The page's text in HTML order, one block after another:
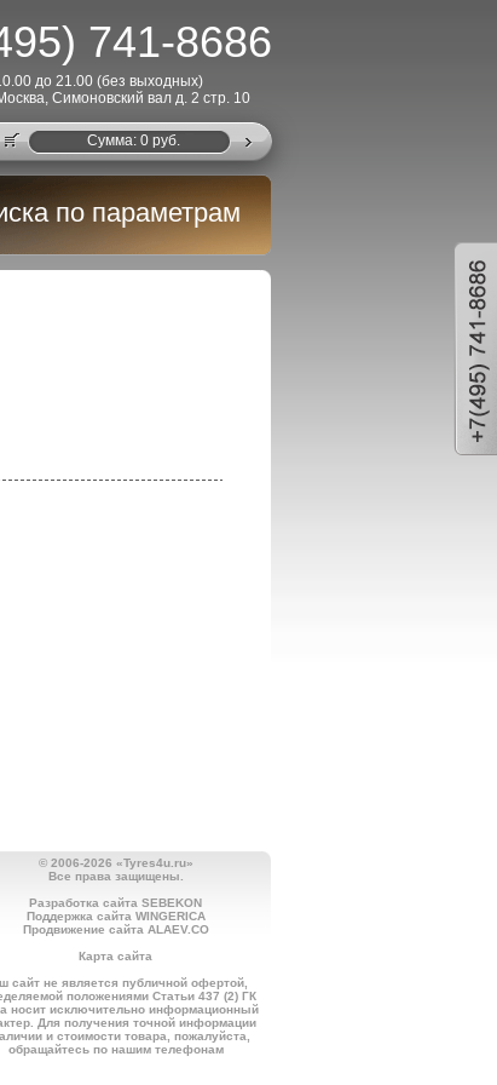
741-8686
до 21.00 (без выходных)
Симоновский вал д. 2 стр. 10
Cумма: 0руб.
по параметрам
© 2006-2026 «Tyres4u.ru»
Все права защищены.
Разработка сайта SEBEKON
Поддержка сайта WINGERICA
Продвижение сайта ALAEV.CO
Карта сайта
сайт не является публичной офертой,
положениями Статьи 437 (2) ГК
носит исключительно информационный
Для получения точной информации
и стоимости товара, пожалуйста,
обращайтесь по нашим телефонам